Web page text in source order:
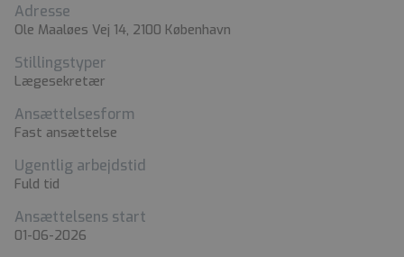
Adresse
Ole Maaløes Vej 14, 2100 København
Stillingstyper
Lægesekretær
Ansættelsesform
Fast ansættelse
Ugentlig arbejdstid
Fuld tid
Ansættelsens start
01-06-2026